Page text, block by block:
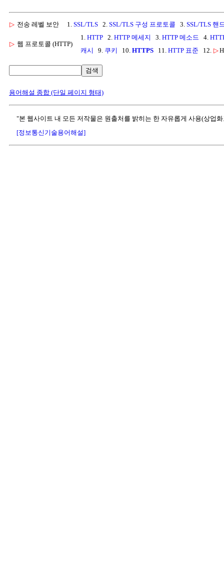
▷ 전송 레벨 보안 1. SSL/TLS 2. SSL/TLS 구성 프로토콜 3. SSL/TLS 핸
▷ 웹 프로토콜 (HTTP)
1. HTTP 2. HTTP 메세지 3. HTTP 메소드 4.
캐시
9. 쿠키 10. HTTPS 11. HTTP 표준 12. ▷
검색
용어해설 종합 (단일 페이지 형태)
"본 웹사이트 내 모든 저작물은 원출처를 밝히는 한 자유롭게 사용(상업
[정보통신기술용어해설]